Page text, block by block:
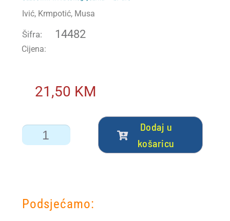
Početna – NG
Početna – nova ORG
Ivić, Krmpotić, Musa
Šifra: 14482
Cijena:
21,50 KM
Dodaj u
košaricu
Podsjećamo: